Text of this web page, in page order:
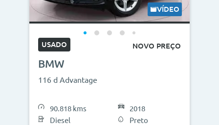
VÍDEO
USADO NOVO PREÇO
BMW
116 d Advantage
90.818 kms
Diesel
2018
Preto